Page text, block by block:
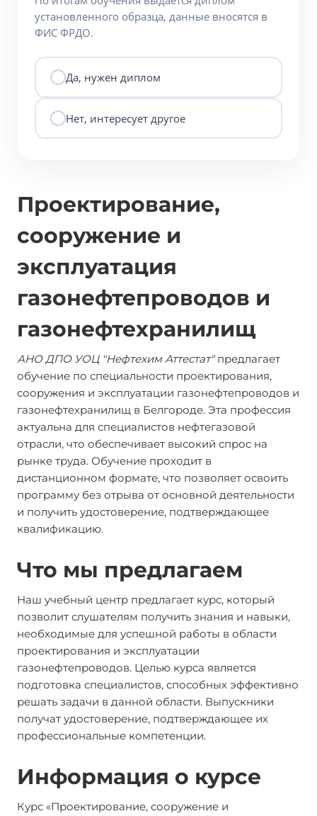
установленного образца, данные вносятся в
ФИС ФРДО.
Да, нужен диплом
Нет, интересует другое
Проектирование,
сооружение и
эксплуатация
газонефтепроводов и
газонефтехранилищ
АНО ДПО УОЦ "Нефтехим Аттестат"предлагает
обучение по специальности проектирования,
сооружения и эксплуатации газонефтепроводов и
газонефтехранилищ в Белгороде. Эта профессия
актуальна для специалистов нефтегазовой
отрасли, что обеспечивает высокий спрос на
рынке труда. Обучение проходит в
дистанционном формате, что позволяет освоить
программу без отрыва от основной деятельности
и получить удостоверение, подтверждающее
квалификацию.
Что мы предлагаем
Наш учебный центр предлагает курс, который
позволит слушателям получить знания и навыки,
необходимые для успешной работы в области
проектирования и эксплуатации
газонефтепроводов. Целью курса является
подготовка специалистов, способных эффективно
решать задачи в данной области. Выпускники
получат удостоверение, подтверждающее их
профессиональные компетенции.
Информация о курсе
Курс «Проектирование, сооружение и